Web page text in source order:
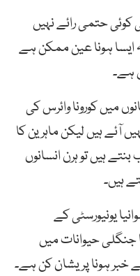
حتمی رائے نہیں
ہونا عین ممکن ہے
ہے۔
میں کورونا وائرس کی
آئے ہیں لیکن ماہرین کا
ہیں تو ہرن انسانوں
ہیں۔
یونیورسٹی کے
جنگلی حیوانات میں
خبر ہونا پریشان کن ہے۔